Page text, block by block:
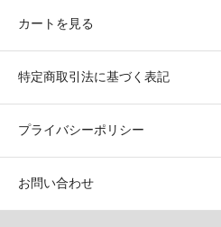
カートを見る
特定商取引法に基づく表記
プライバシーポリシー
お問い合わせ